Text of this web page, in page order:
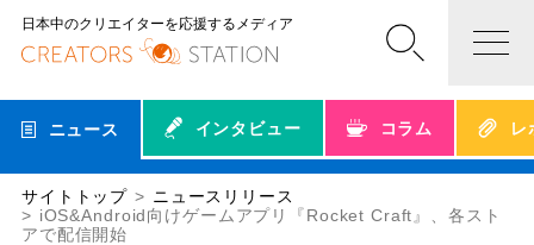
日本中のクリエイターを応援するメディア
ニュース インタビュー コラム レ
サイトトップ
ニュースリリース
iOS&Android向けゲームアプリ『Rocket Craft』、各スト
アで配信開始